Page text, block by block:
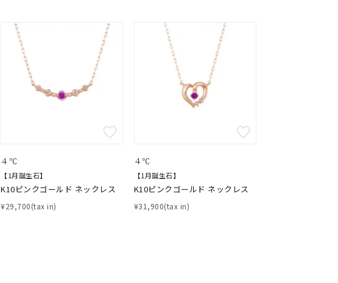
モード シンプル ユニセックス
４℃
【1月誕生石】
K10ピンクゴールド ネックレス
¥29,700(tax in)
４℃
【1月誕生石】
K10ピンクゴールド ネックレス
¥31,900(tax in)